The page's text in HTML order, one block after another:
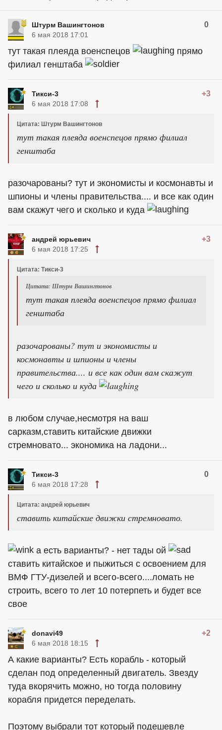
Штурм Вашингтонов 0
6 мая 2018 17:01
тут такая плеяда военспецов
прямо
филиал генштаба
Тикси-3 +3
6 мая 2018 17:08
Цитата: Штурм Вашингтонов
тут такая плеяда военспецов прямо филиал
генштаба
разочарованы? тут и экономисты и космонавты и
шпионы и члены правительства.... и все как один
вам скажут чего и сколько и куда
андрей юрьевич +3
6 мая 2018 17:25
Цитата: Тикси-3
Цитата: Штурм Вашингтонов
тут такая плеяда военспецов прямо филиал
генштаба
разочарованы? тут и экономисты и
космонавты и шпионы и члены
правительства.... и все как один вам скажут
чего и сколько и куда
в любом случае,несмотря на ваш
сарказм,ставить китайские движки
стремновато... экономика на ладони...
Тикси-3 0
6 мая 2018 17:28
Цитата: андрей юрьевич
ставить китайские движки стремновато.
а есть варианты? - нет тады ой
ставить китайское и пыжиться с освоением для
ВМФ ГТУ-дизелей и всего-всего....ломать не
строить, всего то лет 10 потерпеть и будет все
свое
donavi49 +2
6 мая 2018 18:15
А какие варианты? Есть корабль - который
сделан под определенный двигатель. Звезду
туда вкорячить можно, но тогда половину
корабля придется переделать.
Поэтому выбрали тот который подешевле